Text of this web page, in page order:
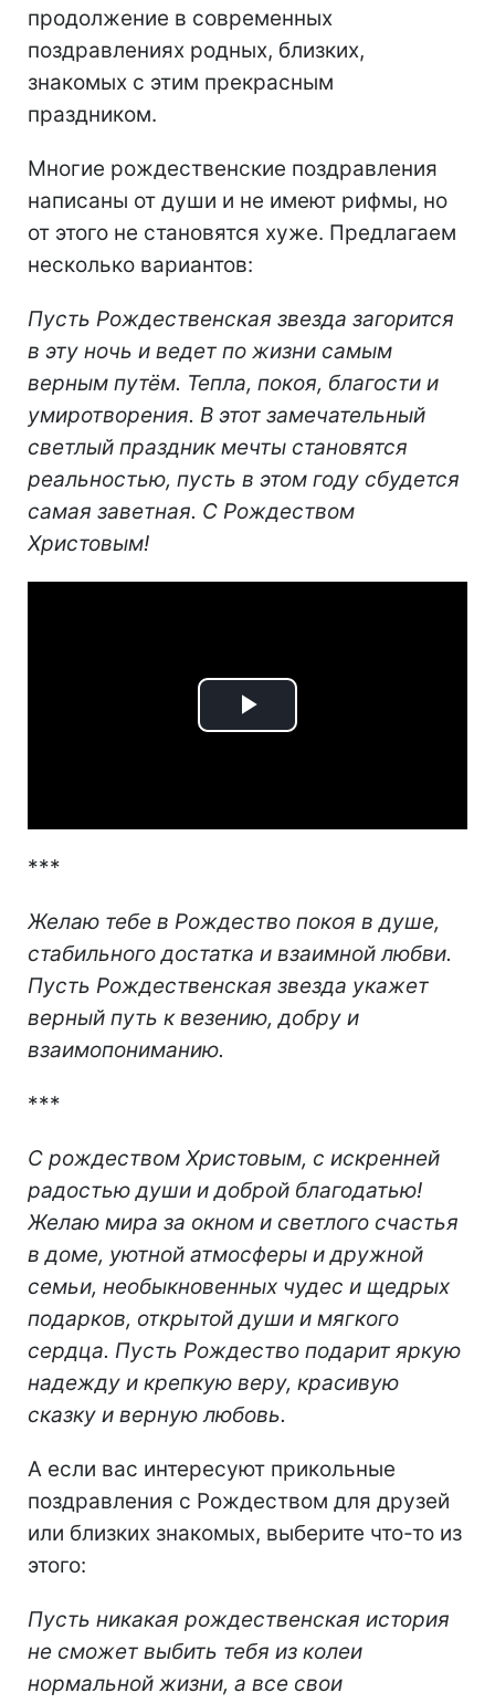
продолжение в современных
поздравлениях родных, близких,
знакомых с этим прекрасным
праздником.
Многие рождественские поздравления
написаны от души и не имеют рифмы, но
от этого не становятся хуже. Предлагаем
несколько вариантов:
Пусть Рождественская звезда загорится
в эту ночь и ведет по жизни самым
верным путём. Тепла, покоя, благости и
умиротворения. В этот замечательный
светлый праздник мечты становятся
реальностью, пусть в этом году сбудется
самая заветная. С Рождеством
Христовым!
Play
***
Желаю тебе в Рождество покоя в душе,
стабильного достатка и взаимной любви.
Пусть Рождественская звезда укажет
верный путь к везению, добру и
взаимопониманию.
***
С рождеством Христовым, с искренней
радостью души и доброй благодатью!
Желаю мира за окном и светлого счастья
в доме, уютной атмосферы и дружной
семьи, необыкновенных чудес и щедрых
подарков, открытой души и мягкого
сердца. Пусть Рождество подарит яркую
надежду и крепкую веру, красивую
сказку и верную любовь.
А если вас интересуют прикольные
поздравления с Рождеством для друзей
или близких знакомых, выберите что-то из
этого:
Пусть никакая рождественская история
не сможет выбить тебя из колеи
нормальной жизни, а все свои